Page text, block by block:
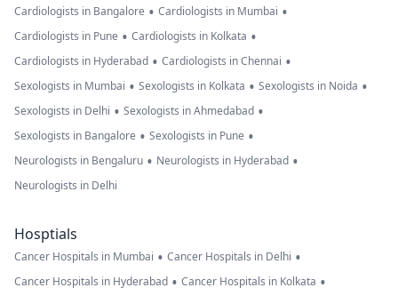
Cardiologists in Bangalore • Cardiologists in Mumbai •
Cardiologists in Pune • Cardiologists in Kolkata •
Cardiologists in Hyderabad • Cardiologists in Chennai •
Sexologists in Mumbai • Sexologists in Kolkata • Sexologists in Noida •
Sexologists in Delhi • Sexologists in Ahmedabad •
Sexologists in Bangalore • Sexologists in Pune •
Neurologists in Bengaluru • Neurologists in Hyderabad •
Neurologists in Delhi
Hosptials
Cancer Hospitals in Mumbai • Cancer Hospitals in Delhi •
Cancer Hospitals in Hyderabad • Cancer Hospitals in Kolkata •